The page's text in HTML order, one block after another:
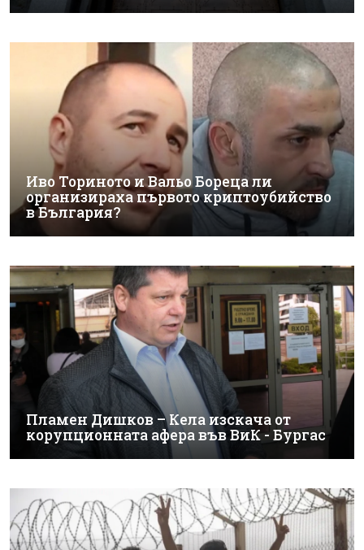
Иво Ториното и Вальо Бореца ли
организираха първото криптоубийство
в България?
Пламен Дишков – Кела изскача от
корупционната афера във ВиК - Бургас